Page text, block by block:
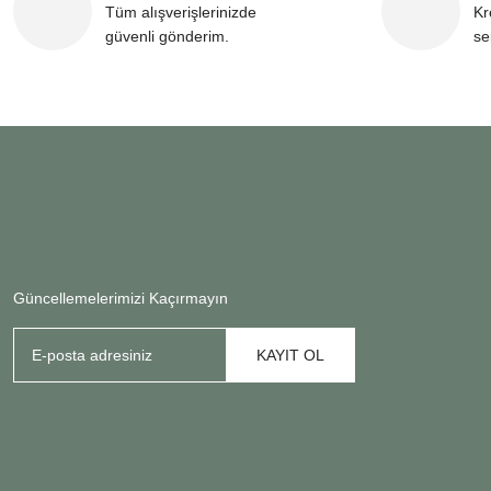
Tüm alışverişlerinizde
güvenli gönderim.
Güncellemelerimizi Kaçırmayın
KAYIT OL